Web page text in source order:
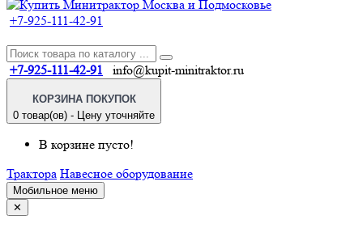
+7-925-111-42-91
+7-925-111-42-91 info@kupit-minitraktor.ru
КОРЗИНА ПОКУПОК
0 товар(ов) - Цену уточняйте
В корзине пусто!
Трактора Навесное оборудование
Мобильное меню
✕